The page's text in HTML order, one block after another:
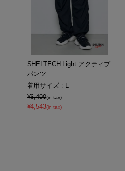
SHELTECH Light アクティブ
パンツ
着用サイズ：L
¥6,490(in tax)
¥4,543(in tax)